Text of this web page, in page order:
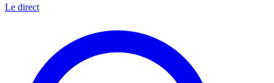
Le direct